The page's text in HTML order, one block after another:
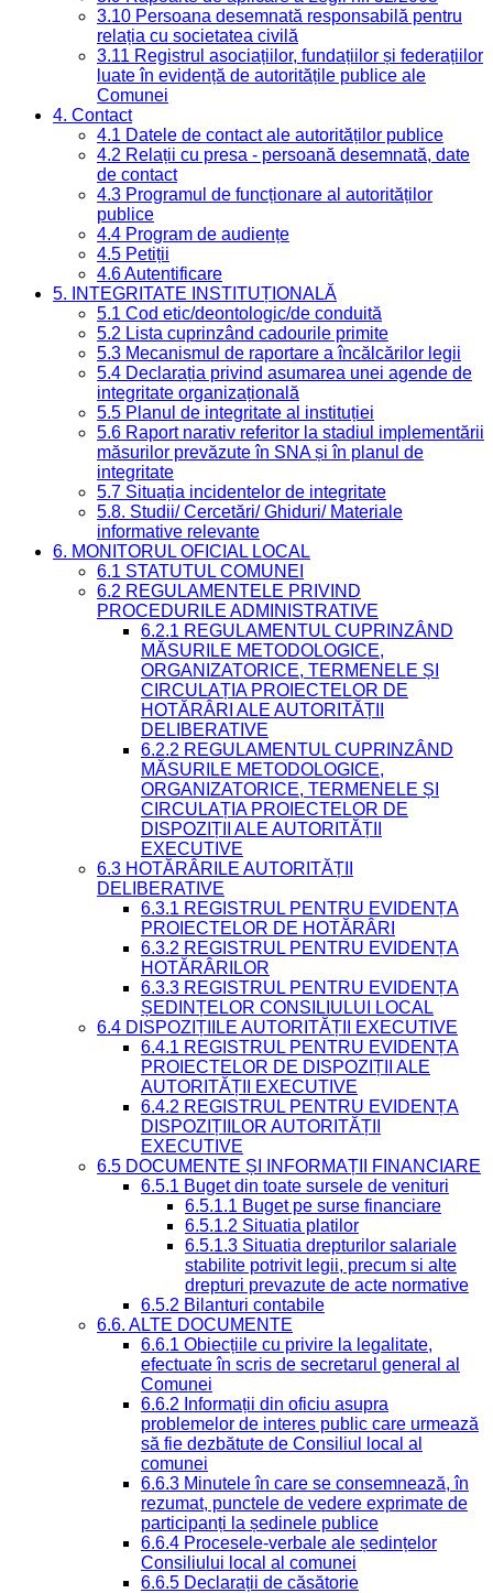
3.10 Persoana desemnată responsabilă pentru
relația cu societatea civilă
3.11 Registrul asociațiilor, fundațiilor și federațiilor
luate în evidență de autoritățile publice ale
Comunei
4. Contact
4.1 Datele de contact ale autorităților publice
4.2 Relații cu presa - persoană desemnată, date
de contact
4.3 Programul de funcționare al autorităților
publice
4.4 Program de audiențe
4.5 Petiții
4.6 Autentificare
5. INTEGRITATE INSTITUȚIONALĂ
5.1 Cod etic/deontologic/de conduită
5.2 Lista cuprinzând cadourile primite
5.3 Mecanismul de raportare a încălcărilor legii
5.4 Declarația privind asumarea unei agende de
integritate organizațională
5.5 Planul de integritate al instituției
5.6 Raport narativ referitor la stadiul implementării
măsurilor prevăzute în SNA și în planul de
integritate
5.7 Situația incidentelor de integritate
5.8. Studii/ Cercetări/ Ghiduri/ Materiale
informative relevante
6. MONITORUL OFICIAL LOCAL
6.1 STATUTUL COMUNEI
6.2 REGULAMENTELE PRIVIND
PROCEDURILE ADMINISTRATIVE
6.2.1 REGULAMENTUL CUPRINZÂND
MĂSURILE METODOLOGICE,
ORGANIZATORICE, TERMENELE ȘI
CIRCULAȚIA PROIECTELOR DE
HOTĂRÂRI ALE AUTORITĂȚII
DELIBERATIVE
6.2.2 REGULAMENTUL CUPRINZÂND
MĂSURILE METODOLOGICE,
ORGANIZATORICE, TERMENELE ȘI
CIRCULAȚIA PROIECTELOR DE
DISPOZIȚII ALE AUTORITĂȚII
EXECUTIVE
6.3 HOTĂRÂRILE AUTORITĂȚII
DELIBERATIVE
6.3.1 REGISTRUL PENTRU EVIDENȚA
PROIECTELOR DE HOTĂRÂRI
6.3.2 REGISTRUL PENTRU EVIDENȚA
HOTĂRÂRILOR
6.3.3 REGISTRUL PENTRU EVIDENȚA
ȘEDINȚELOR CONSILIULUI LOCAL
6.4 DISPOZIȚIILE AUTORITĂȚII EXECUTIVE
6.4.1 REGISTRUL PENTRU EVIDENȚA
PROIECTELOR DE DISPOZIȚII ALE
AUTORITĂȚII EXECUTIVE
6.4.2 REGISTRUL PENTRU EVIDENȚA
DISPOZIȚIILOR AUTORITĂȚII
EXECUTIVE
6.5 DOCUMENTE ȘI INFORMAȚII FINANCIARE
6.5.1 Buget din toate sursele de venituri
6.5.1.1 Buget pe surse financiare
6.5.1.2 Situatia platilor
6.5.1.3 Situatia drepturilor salariale
stabilite potrivit legii, precum si alte
drepturi prevazute de acte normative
6.5.2 Bilanturi contabile
6.6. ALTE DOCUMENTE
6.6.1 Obiecțiile cu privire la legalitate,
efectuate în scris de secretarul general al
Comunei
6.6.2 Informații din oficiu asupra
problemelor de interes public care urmează
să fie dezbătute de Consiliul local al
comunei
6.6.3 Minutele în care se consemnează, în
rezumat, punctele de vedere exprimate de
participanți la ședinele publice
6.6.4 Procesele-verbale ale ședințelor
Consiliului local al comunei
6.6.5 Declarații de căsătorie